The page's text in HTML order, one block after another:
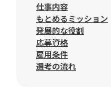
仕事内容
もとめるミッション
発展的な役割
応募資格
雇用条件
選考の流れ